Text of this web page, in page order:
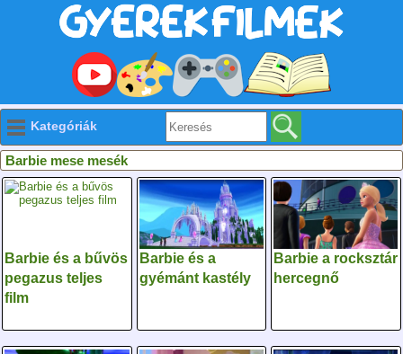
Kategóriák
Barbie mese mesék
Barbie és a bűvös
pegazus teljes
film
Barbie és a
gyémánt kastély
Barbie a rocksztár
hercegnő